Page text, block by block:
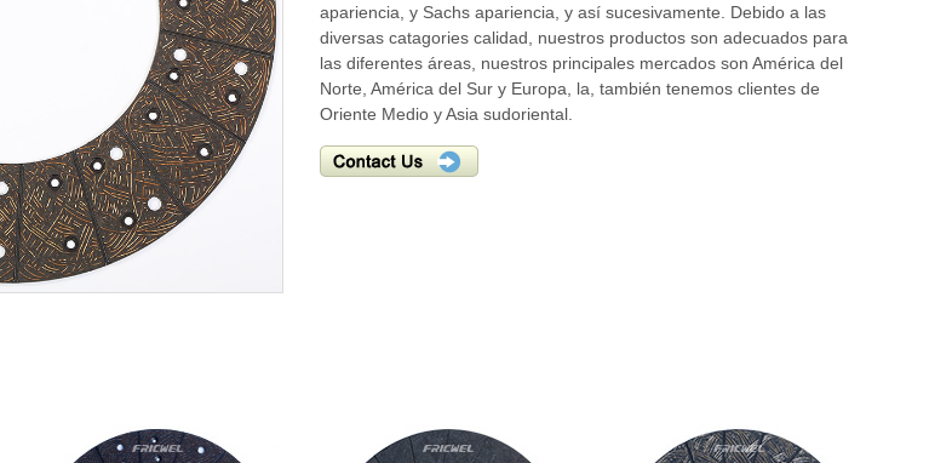
apariencia, y Sachs apariencia, y así sucesivamente. Debido a las
diversas catagories calidad, nuestros productos son adecuados para
las diferentes áreas, nuestros principales mercados son América del
Norte, América del Sur y Europa, la, también tenemos clientes de
Oriente Medio y Asia sudoriental.